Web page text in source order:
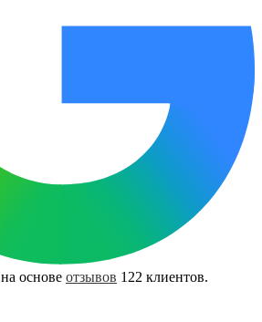
на основе отзывов 122 клиентов.